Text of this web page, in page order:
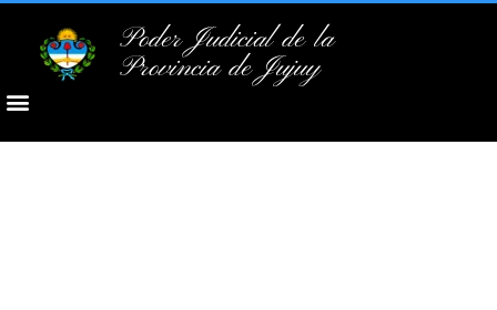
Poder Judicial de la
Provincia de Jujuy